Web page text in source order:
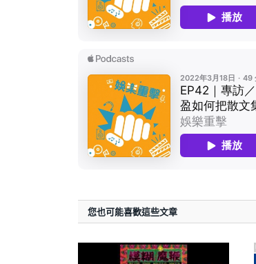
您也可能喜歡這些文章